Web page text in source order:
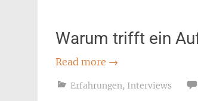
Warum trifft ein
Read more →
Erfahrungen, Interviews